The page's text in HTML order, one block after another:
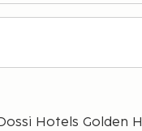
Hotels Golden